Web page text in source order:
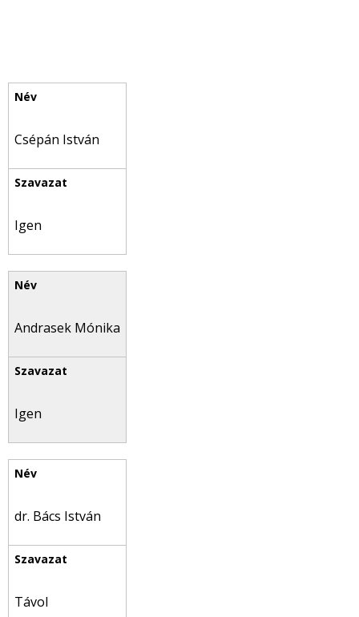
Csépán István
Igen
Andrasek Mónika
Igen
dr. Bács István
Távol